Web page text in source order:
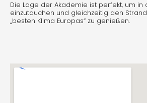
Die Lage der Akademie ist perfekt, um in
einzutauchen und gleichzeitig den
„besten Klima Europas“ zu genießen.